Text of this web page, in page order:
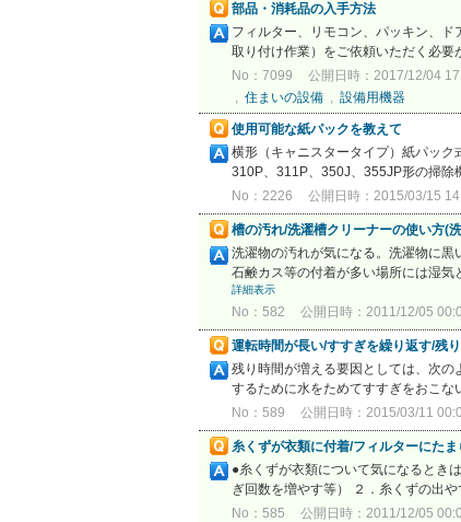
部品・消耗品の入手方法
フィルター、リモコン、パッキン、
取り付け作業）をご依頼いただく必
No：7099
公開日時：2017/12/04
, 住まいの設備 , 設備用機器
使用可能な紙パックを教えて
横形（キャニスタータイプ）紙パッ
310P、311P、350J、355JP形の掃除
No：2226 公開日時：2015/03/15
槽の汚れ/洗濯槽クリーナーの使い方(
洗濯物の汚れが気になる。洗濯物に
石鹸カス等の付着が多い場所には湿
詳細表示
No：582 公開日時：2011/12/05
運転時間が長い/すすぎを繰り返す/残
残り時間が増える要因としては、次
するために水をためてすすぎをおこ
No：589
公開日時：2015/03/11
糸くずが衣類に付着/フィルターにたま
●糸くずが衣類について気になると
ぎ回数を増やす等） ２．糸くずの出
No：585
公開日時：2011/12/05